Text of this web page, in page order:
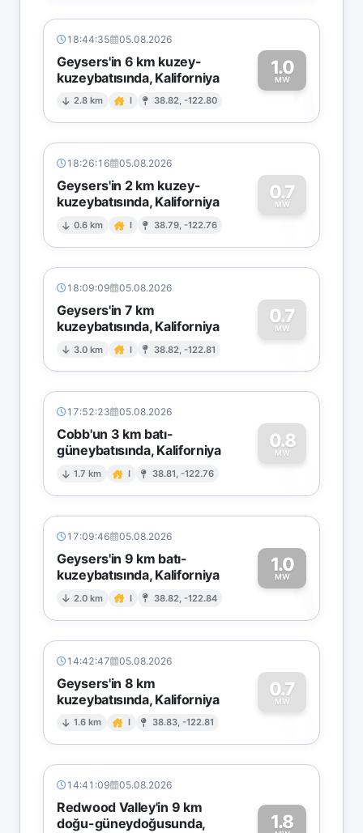
18:44:35 05.08.2026
Geysers'in 6 km kuzey-
kuzeybatısında, Kaliforniya
2.8 km I 38.82, -122.80
1.0
MW1
18:26:16 05.08.2026
Geysers'in 2 km kuzey-
kuzeybatısında, Kaliforniya
0.6 km I 38.79, -122.76
0.7
MW
0
18:09:09 05.08.2026
Geysers'in 7 km
kuzeybatısında, Kaliforniya
3.0 km I 38.82, -122.81
0.7
MW
0
17:52:23 05.08.2026
Cobb'un 3 km batı-
güneybatısında, Kaliforniya
1.7 km I 38.81, -122.76
0.8
MW
0
17:09:46 05.08.2026
Geysers'in 9 km batı-
kuzeybatısında, Kaliforniya
2.0 km I 38.82, -122.84
1.0
MW1
14:42:47 05.08.2026
Geysers'in 8 km
kuzeybatısında, Kaliforniya
1.6 km I 38.83, -122.81
0.7
MW
0
14:41:09 05.08.2026
Redwood Valley'in 9 km
doğu-güneydoğusunda,
1.8